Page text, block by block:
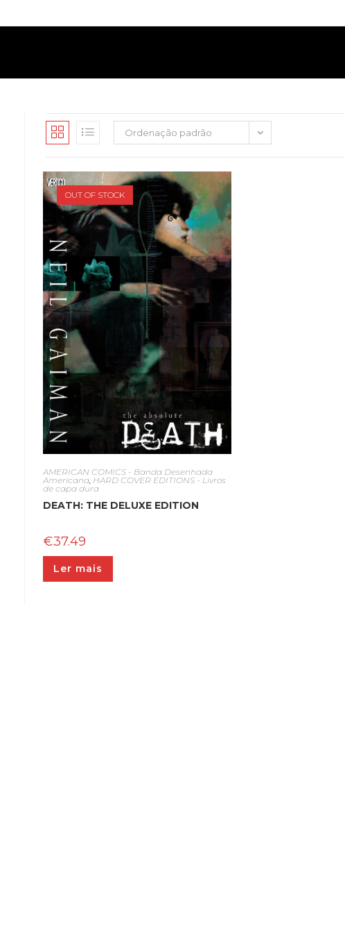
Ordenação padrão
OUT OF STOCK
AMERICAN COMICS - Banda Desenhada
Americana, HARD COVER EDITIONS - Livros
de capa dura
DEATH: THE DELUXE EDITION
€37.49
Ler mais